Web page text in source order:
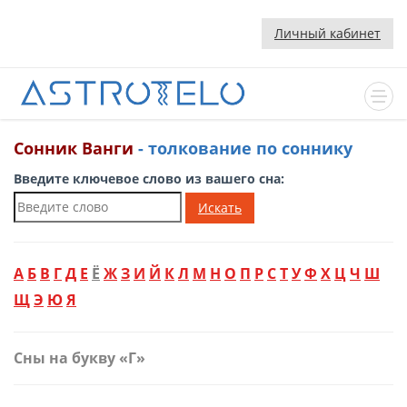
Личный кабинет
Сонник Ванги - толкование по соннику
Введите ключевое слово из вашего сна:
Искать
А Б В ГД Е Ё ЖЗ И Й КЛ М Н О П Р СТУФ Х ЦЧ Ш
ЩЭ ЮЯ
Сны на букву «Г»